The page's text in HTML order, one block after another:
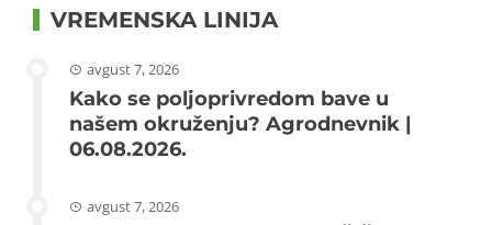
VREMENSKA LINIJA
avgust 7, 2026
Kako se poljoprivredom bave u
našem okruženju? Agrodnevnik |
06.08.2026.
avgust 7, 2026